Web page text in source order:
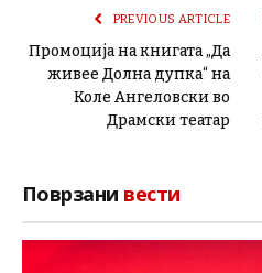
PREVIOUS ARTICLE
Промоција на книгата „Да
живее Долна дупка“ на
Коле Ангеловски во
Драмски театар
Поврзани вести